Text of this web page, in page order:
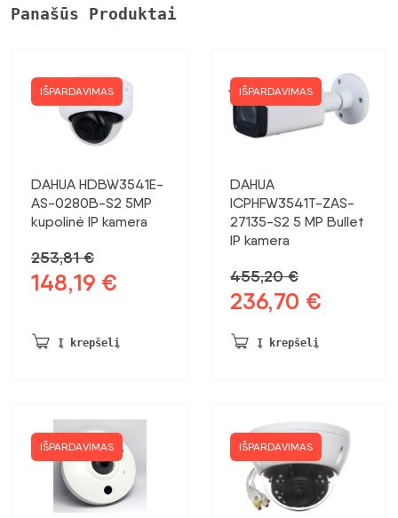
Panašūs Produktai
IŠPARDAVIMAS
DAHUA HDBW3541E-
AS-0280B-S2 5MP
kupolinė IP kamera
253,81€
Pradinė
253,81 €.
148,19 €
Į krepšelį
IŠPARDAVIMAS
DAHUA
ICPHFW3541T-ZAS-
27135-S2 5 MP Bullet
IP kamera
455,20€
Pradinė
buvo:
236,70 €
Į krepšelį
IŠPARDAVIMAS IŠPARDAVIMAS